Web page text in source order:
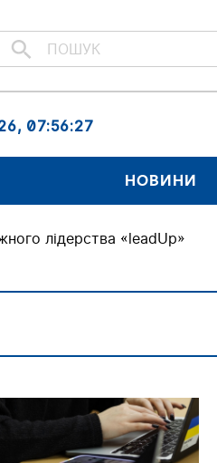
, 07:56:27
НОВИНИ
лідерства «leadUp»